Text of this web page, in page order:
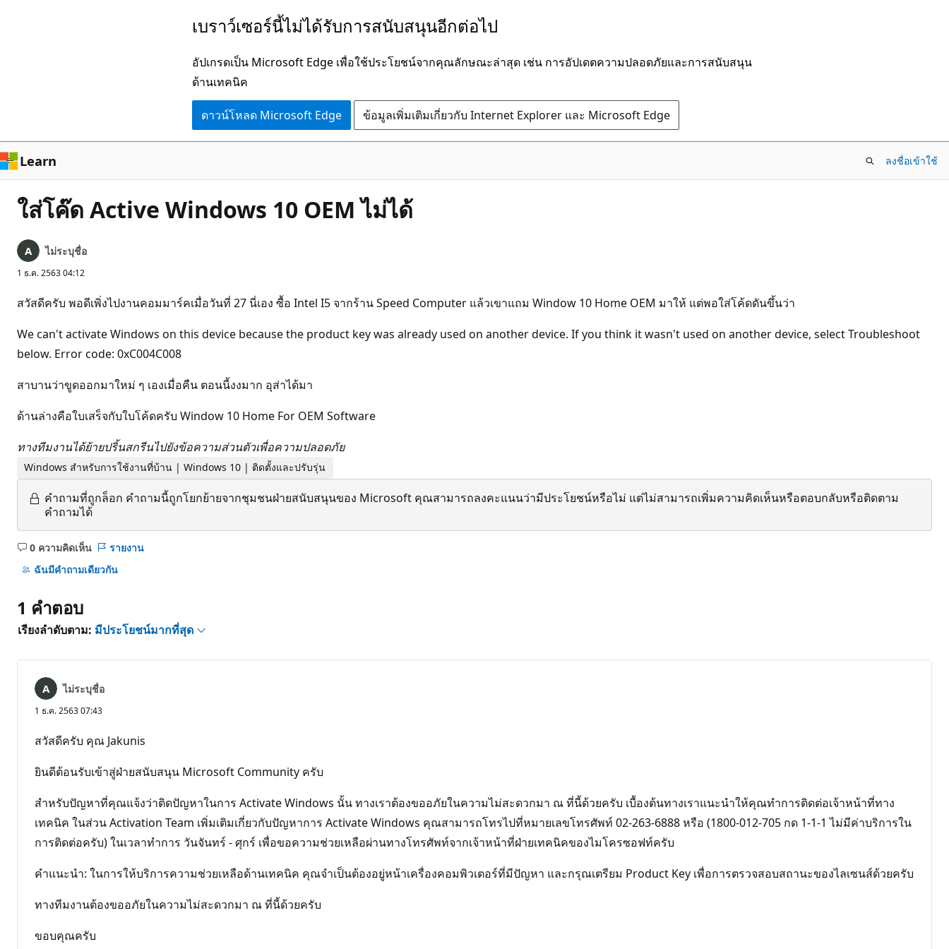
เบราว์เซอร์นี้ไม่ได้รับการสนับสนุนอีกต่อไป
อัปเกรดเป็น Microsoft Edge เพื่อใช้ประโยชน์จากคุณลักษณะล่าสุด เช่น การอัปเดตความปลอดภัยและการสนับสนุน
ด้านเทคนิค
ดาวน์โหลด Microsoft Edge ข้อมูลเพิ่มเติมเกี่ยวกับ Internet Explorer และ Microsoft Edge
Learn ลงชื่อเข้าใช้
ใส่โค๊ด Active Windows 10 OEM ไม่ได้
ไม่ระบุชื่อ
1 ธ.ค. 2563 04:12
สวัสดีครับ พอดีเพิ่งไปงานคอมมาร์คเมื่อวันที่ 27 นี่เอง ซื้อ Intel I5 จากร้าน Speed Computer แล้วเขาแถม Window 10 Home OEM มาให้ แต่พอใส่โค้ดดันขึ้นว่า
We can't activate Windows on this device because the product key was already used on another device. If you think it wasn't used on another device, select Troubleshoot
below. Error code: 0xC004C008
สาบานว่าขูดออกมาใหม่ ๆ เองเมื่อคืน ตอนนี้งงมาก อุส่าได้มา
ด้านล่างคือใบเสร็จกับใบโค้ดครับ Window 10 Home For OEM Software
ทางทีมงานได้ย้ายปริ้นสกรีนไปยังข้อความส่วนตัวเพื่อความปลอดภัย
Windows สำหรับการใช้งานที่บ้าน | Windows 10 | ติดตั้งและปรับรุ่น
คำถามที่ถูกล็อก คำถามนี้ถูกโยกย้ายจากชุมชนฝ่ายสนับสนุนของ Microsoft คุณสามารถลงคะแนนว่ามีประโยชน์หรือไม่ แต่ไม่สามารถเพิ่มความคิดเห็นหรือตอบกลับหรือติดตาม
คำถามได้
0 ความคิดเห็น
ไม่มี
ข้อคิด
รายงาน
ฉันมีคําถามเดียวกัน
1 คำตอบ
เรียงลำดับตาม: มีประโยชน์มากที่สุด
ไม่ระบุชื่อ
1 ธ.ค. 2563 07:43
สวัสดีครับ คุณ Jakunis
ยินดีต้อนรับเข้าสู่ฝ่ายสนับสนุน Microsoft Community ครับ
สำหรับปัญหาที่คุณแจ้งว่าติดปัญหาในการ Activate Windows นั้น ทางเราต้องขออภัยในความไม่สะดวกมา ณ ที่นี้ด้วยครับ เบื้องต้นทางเราแนะนำให้คุณทำการติดต่อเจ้าหน้าที่ทาง
เทคนิค ในส่วน Activation Team เพิ่มเติมเกี่ยวกับปัญหาการ Activate Windows คุณสามารถโทรไปที่หมายเลขโทรศัพท์ 02-263-6888 หรือ (1800-012-705 กด 1-1-1 ไม่มีค่าบริการใน
การติดต่อครับ) ในเวลาทำการ วันจันทร์ - ศุกร์ เพื่อขอความช่วยเหลือผ่านทางโทรศัพท์จากเจ้าหน้าที่ฝ่ายเทคนิคของไมโครซอฟท์ครับ
คำแนะนำ: ในการให้บริการความช่วยเหลือด้านเทคนิค คุณจำเป็นต้องอยู่หน้าเครื่องคอมพิวเตอร์ที่มีปัญหา และกรุณเตรียม Product Key เพื่อการตรวจสอบสถานะของไลเซนส์ด้วยครับ
ทางทีมงานต้องขออภัยในความไม่สะดวกมา ณ ที่นี้ด้วยครับ
ขอบคุณครับ